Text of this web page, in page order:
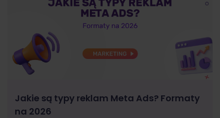
Jakie są typy reklam Meta Ads? Formaty
na 2026